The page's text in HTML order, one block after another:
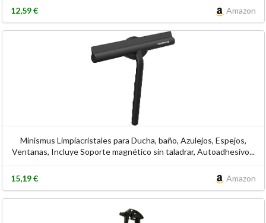
Amazon
12,59 €
Minismus Limpiacristales para Ducha, baño, Azulejos, Espejos,
Ventanas, Incluye Soporte magnético sin taladrar, Autoadhesivo...
Amazon
15,19 €